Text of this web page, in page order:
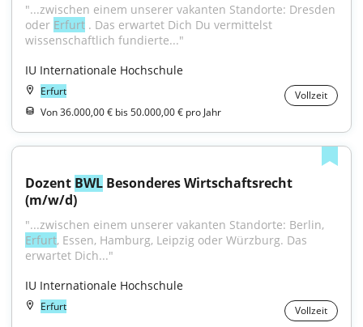
"...zwischen einem unserer vakanten Standorte: Dresden
oder Erfurt . Das erwartet Dich Du vermittelst
wissenschaftlich fundierte..."
IU Internationale Hochschule
Erfurt
Vollzeit
Von 36.000,00 € bis 50.000,00 € pro Jahr
Dozent BWL Besonderes Wirtschaftsrecht
(m/w/d)
Erfurt, Essen, Hamburg, Leipzig oder Würzburg. Das
erwartet Dich..."
IU Internationale Hochschule
Erfurt Vollzeit